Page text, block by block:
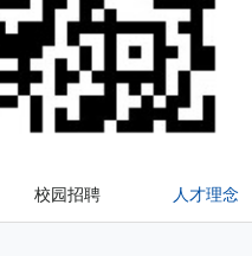
校园招聘 人才理念